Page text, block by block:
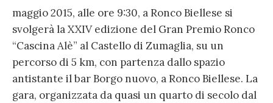
maggio 2015, alle ore 9:30, a Ronco Biellese si
svolgerà la XXIV edizione del Gran Premio Ronco
“Cascina Alè” al Castello di Zumaglia, su un
percorso di 5 km, con partenza dallo spazio
antistante il bar Borgo nuovo, a Ronco Biellese. La
gara, organizzata da quasi un quarto di secolo dal